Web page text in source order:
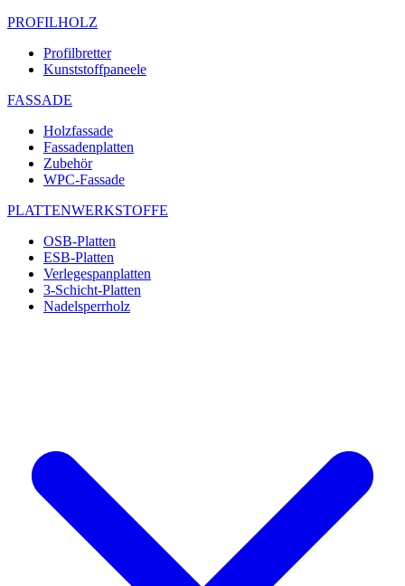
PROFILHOLZ
Profilbretter
Kunststoffpaneele
FASSADE
Holzfassade
Fassadenplatten
Zubehör
WPC-Fassade
PLATTENWERKSTOFFE
OSB-Platten
ESB-Platten
Verlegespanplatten
3-Schicht-Platten
Nadelsperrholz